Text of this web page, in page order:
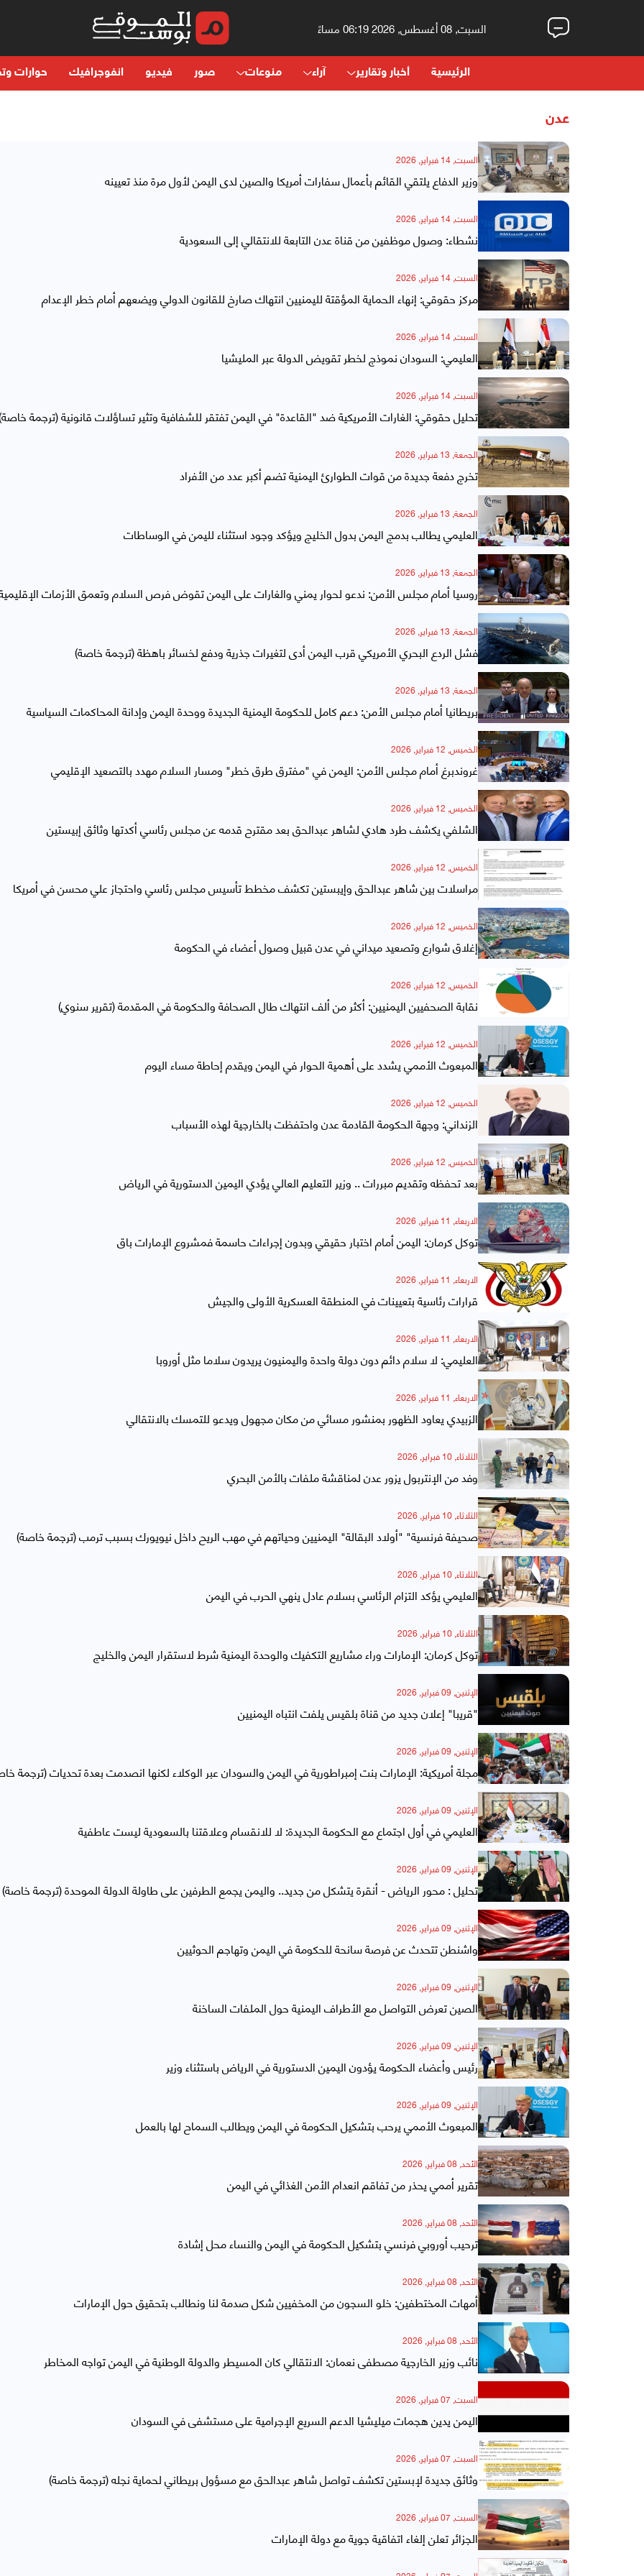
السبت, 08 أغسطس, 2026 06:19 مساءً
الرئيسية أخبار وتقارير آراء منوعات صور فيديو انفوجرافيك حوارات
عدن
السبت, 14 فبراير, 2026
وزير الدفاع يلتقي القائم بأعمال سفارات أمريكا والصين لدى اليمن لأول مرة منذ تعيينه
السبت, 14 فبراير, 2026
نشطاء: وصول موظفين من قناة عدن التابعة للانتقالي إلى السعودية
السبت, 14 فبراير, 2026
مركز حقوقي: إنهاء الحماية المؤقتة لليمنيين انتهاك صارخ للقانون الدولي ويضعهم أمام خطر الإعدام
السبت, 14 فبراير, 2026
العليمي: السودان نموذج لخطر تقويض الدولة عبر المليشيا
السبت, 14 فبراير, 2026
تحليل حقوقي: الغارات الأمريكية ضد "القاعدة" في اليمن تفتقر للشفافية وتثير تساؤلات قانونية (ترجمة
الجمعة, 13 فبراير, 2026
تخرج دفعة جديدة من قوات الطوارئ اليمنية تضم أكبر عدد من الأفراد
الجمعة, 13 فبراير, 2026
العليمي يطالب بدمج اليمن بدول الخليج ويؤكد وجود استثناء لليمن في الوساطات
الجمعة, 13 فبراير, 2026
روسيا أمام مجلس الأمن: ندعو لحوار يمني والغارات على اليمن تقوض فرص السلام وتعمق الأزمات
الجمعة, 13 فبراير, 2026
فشل الردع البحري الأمريكي قرب اليمن أدى لتغيرات جذرية ودفع لخسائر باهظة (ترجمة خاصة)
الجمعة, 13 فبراير, 2026
بريطانيا أمام مجلس الأمن: دعم كامل للحكومة اليمنية الجديدة ووحدة اليمن وإدانة المحاكمات السياسية
الخميس, 12 فبراير, 2026
غروندبرغ أمام مجلس الأمن: اليمن في "مفترق طرق خطر" ومسار السلام مهدد بالتصعيد الإقليمي
الخميس, 12 فبراير, 2026
الشلفي يكشف طرد هادي لشاهر عبدالحق بعد مقترح قدمه عن مجلس رئاسي أكدتها وثائق إبيستين
الخميس, 12 فبراير, 2026
مراسلات بين شاهر عبدالحق وإيبستين تكشف مخطط تأسيس مجلس رئاسي واحتجاز علي محسن في أمريكا
الخميس, 12 فبراير, 2026
إغلاق شوارع وتصعيد ميداني في عدن قبيل وصول أعضاء في الحكومة
الخميس, 12 فبراير, 2026
نقابة الصحفيين اليمنيين: أكثر من ألف انتهاك طال الصحافة والحكومة في المقدمة (تقرير سنوي)
الخميس, 12 فبراير, 2026
المبعوث الأممي يشدد على أهمية الحوار في اليمن ويقدم إحاطة مساء اليوم
الخميس, 12 فبراير, 2026
الزنداني: وجهة الحكومة القادمة عدن واحتفظت بالخارجية لهذه الأسباب
الخميس, 12 فبراير, 2026
بعد تحفظه وتقديم مبررات .. وزير التعليم العالي يؤدي اليمين الدستورية في الرياض
الاربعاء, 11 فبراير, 2026
توكل كرمان: اليمن أمام اختبار حقيقي وبدون إجراءات حاسمة فمشروع الإمارات باق
الاربعاء, 11 فبراير, 2026
قرارات رئاسية بتعيينات في المنطقة العسكرية الأولى والجيش
الاربعاء, 11 فبراير, 2026
العليمي: لا سلام دائم دون دولة واحدة واليمنيون يريدون سلاما مثل أوروبا
الاربعاء, 11 فبراير, 2026
الزبيدي يعاود الظهور بمنشور مسائي من مكان مجهول ويدعو للتمسك بالانتقالي
الثلاثاء, 10 فبراير, 2026
وفد من الإنتربول يزور عدن لمناقشة ملفات بالأمن البحري
الثلاثاء, 10 فبراير, 2026
صحيفة فرنسية" "أولاد البقالة" اليمنيين وحياتهم في مهب الريح داخل نيويورك بسبب ترمب (ترجمة خاصة)
الثلاثاء, 10 فبراير, 2026
العليمي يؤكد التزام الرئاسي بسلام عادل ينهي الحرب في اليمن
الثلاثاء, 10 فبراير, 2026
توكل كرمان: الإمارات وراء مشاريع التكفيك والوحدة اليمنية شرط لاستقرار اليمن والخليج
الإثنين, 09 فبراير, 2026
"قريبا" إعلان جديد من قناة بلقيس يلفت انتباه اليمنيين
الإثنين, 09 فبراير, 2026
مجلة أمريكية: الإمارات بنت إمبراطورية في اليمن والسودان عبر الوكلاء لكنها انصدمت بعدة تحديات (ترجمة
الإثنين, 09 فبراير, 2026
العليمي في أول اجتماع مع الحكومة الجديدة: لا للانقسام وعلاقتنا بالسعودية ليست عاطفية
الإثنين, 09 فبراير, 2026
تحليل : محور الرياض - أنقرة يتشكل من جديد.. واليمن يجمع الطرفين على طاولة الدولة الموحدة (ترجمة خاصة)
الإثنين, 09 فبراير, 2026
واشنطن تتحدث عن فرصة سانحة للحكومة في اليمن وتهاجم الحوثيين
الإثنين, 09 فبراير, 2026
الصين تعرض التواصل مع الأطراف اليمنية حول الملفات الساخنة
الإثنين, 09 فبراير, 2026
رئيس وأعضاء الحكومة يؤدون اليمين الدستورية في الرياض باستثناء وزير
الإثنين, 09 فبراير, 2026
المبعوث الأممي يرحب بتشكيل الحكومة في اليمن ويطالب السماح لها بالعمل
الأحد, 08 فبراير, 2026
تقرير أممي يحذر من تفاقم انعدام الأمن الغذائي في اليمن
الأحد, 08 فبراير, 2026
ترحيب أوروبي فرنسي بتشكيل الحكومة في اليمن والنساء محل إشادة
الأحد, 08 فبراير, 2026
أمهات المختطفين: خلو السجون من المخفيين شكل صدمة لنا ونطالب بتحقيق حول الإمارات
الأحد, 08 فبراير, 2026
نائب وزير الخارجية مصطفى نعمان: الانتقالي كان المسيطر والدولة الوطنية في اليمن تواجه المخاطر
السبت, 07 فبراير, 2026
اليمن يدين هجمات ميليشيا الدعم السريع الإجرامية على مستشفى في السودان
السبت, 07 فبراير, 2026
وثائق جديدة لإبستين تكشف تواصل شاهر عبدالحق مع مسؤول بريطاني لحماية نجله (ترجمة خاصة)
السبت, 07 فبراير, 2026
الجزائر تعلن إلغاء اتفاقية جوية مع دولة الإمارات